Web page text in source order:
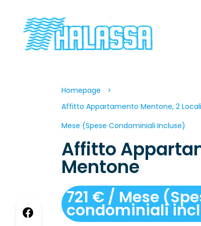
Homepage
Affitto Appartamento Mentone, 2 Locali,
Mese (Spese Condominiali Incluse)
Affitto
Mentone
721 € / Mese
condominiali